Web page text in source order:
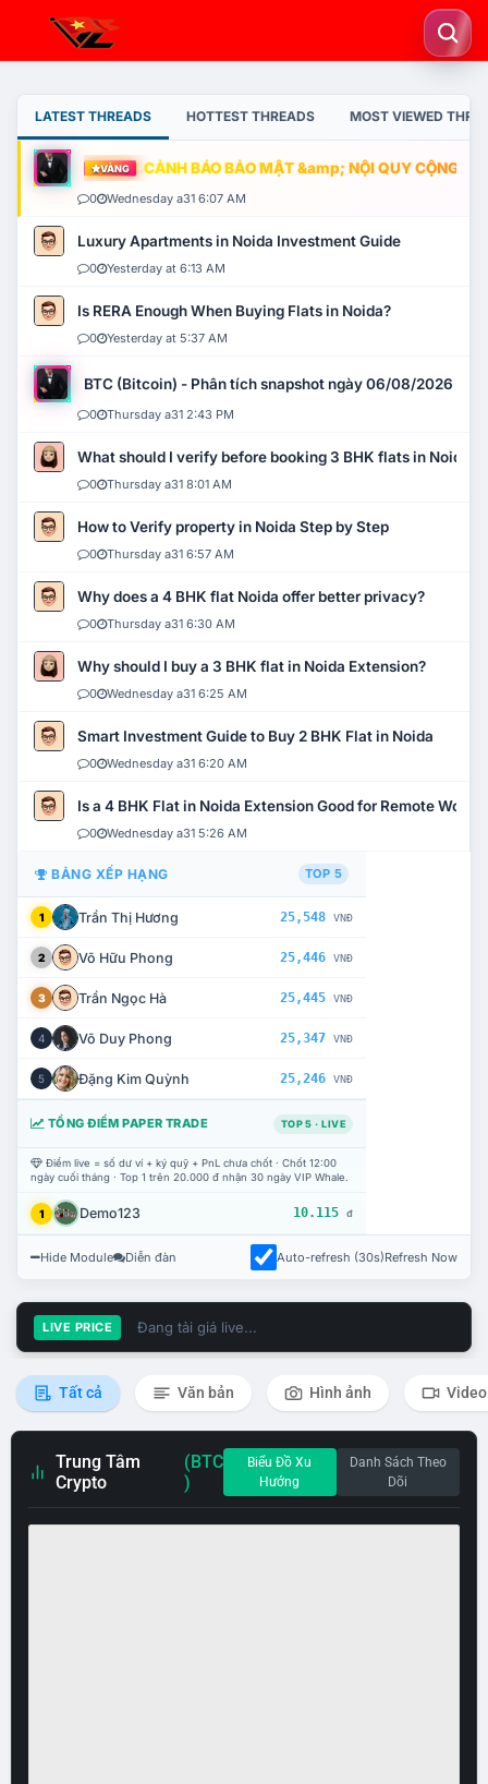
LATEST THREADS HOTTEST THREADS MOST VIEWED
VÀNG CẢNH BÁO BẢO MẬT &amp; NỘI QUY CỘNG
0 Wednesday a31 6:07 AM
Luxury Apartments in Noida Investment Guide
0 Yesterday at 6:13 AM
Is RERA Enough When Buying Flats in Noida?
0 Yesterday at 5:37 AM
BTC (Bitcoin) - Phân tích snapshot ngày 06/08/2026
0 Thursday a31 2:43 PM
What should I verify before booking 3 BHK flats in Noida?
0 Thursday a31 8:01 AM
How to Verify property in Noida Step by Step
0 Thursday a31 6:57 AM
Why does a 4 BHK flat Noida offer better privacy?
0 Thursday a31 6:30 AM
Why should I buy a 3 BHK flat in Noida Extension?
0 Wednesday a31 6:25 AM
Smart Investment Guide to Buy 2 BHK Flat in Noida
0 Wednesday a31 6:20 AM
Is a 4 BHK Flat in Noida Extension Good for Remote Work?
0 Wednesday a31 5:26 AM
BẢNG XẾP HẠNG TOP 5
1 Trần Thị Hương 25,548 VNĐ
2 Võ Hữu Phong 25,446 VNĐ
3 Trần Ngọc Hà 25,445 VNĐ
4 Võ Duy Phong 25,347 VNĐ
5 Đặng Kim Quỳnh 25,246 VNĐ
TỔNG ĐIỂM PAPER TRADE TOP 5 · LIVE
Điểm live = số dư ví + ký quỹ + PnL chưa chốt · Chốt 12:00
ngày cuối tháng · Top 1 trên 20.000 đ nhận 30 ngày VIP Whale.
1 Demo123 10.115 đ
Hide Module Diễn đàn Auto-refresh (30s)Refresh Now
LIVE PRICE Đang tải giá live...
Tất cả Văn bản Hình ảnh Video
Trung Tâm
Crypto
(BTC
)
Biểu Đồ Xu
Hướng
Danh Sách Theo
Dõi